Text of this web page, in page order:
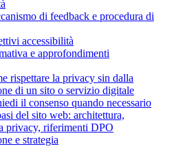
di feedback e procedura di
accessibilità
e approfondimenti
rispettare la privacy sin dalla
di un sito o servizio digitale
il consenso quando necessario
del sito web: architettura,
privacy, riferimenti DPO
e strategia